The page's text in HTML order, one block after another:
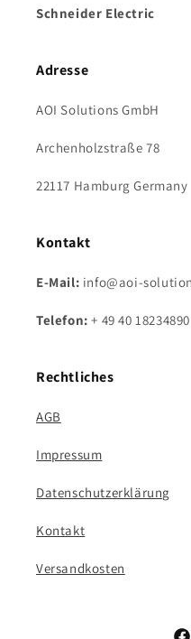
Schneider Electric
Adresse
AOI Solutions GmbH
Archenholzstraße 78
22117 Hamburg Germany
Kontakt
E-Mail: info@aoi-
Telefon:+ 49 40 18234890
Rechtliches
AGB
Impressum
Datenschutzerklärung
Kontakt
Versandkosten